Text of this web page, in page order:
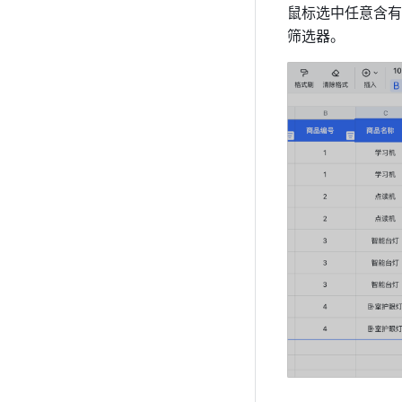
鼠标选中任意含
筛选器。